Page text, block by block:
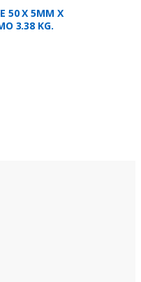
50 X 5MM X
3.38 KG.